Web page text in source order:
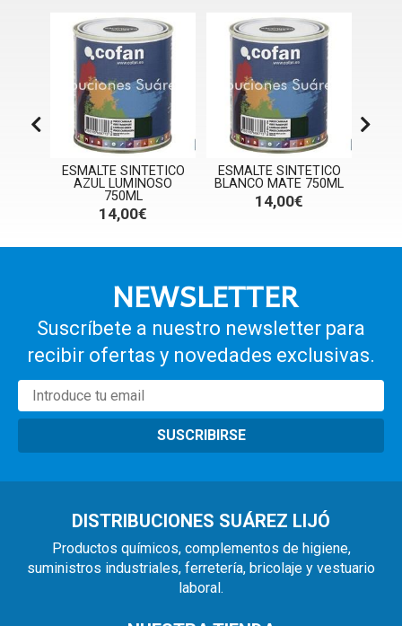
ESMALTE SINTETICO
AZUL LUMINOSO
750ML
14,00€
ESMALTE SINTETICO
BLANCO MATE 750ML
14,00€
NEWSLETTER
Suscríbete a nuestro newsletter para
recibir ofertas y novedades exclusivas.
SUSCRIBIRSE
DISTRIBUCIONES SUÁREZ LIJÓ
Productos químicos, complementos de higiene,
suministros industriales, ferretería, bricolaje y vestuario
laboral.